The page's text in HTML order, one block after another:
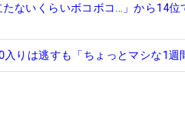
たないくらいボコボコ…」から14
入りは逃すも「ちょっとマシな1